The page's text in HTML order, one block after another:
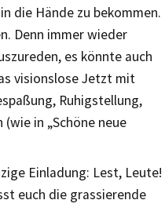
die Hände zu bekommen.
Denn immer wieder
es könnte auch
visionslose Jetzt mit
Ruhigstellung,
in „Schöne neue
Einladung: Lest, Leute!
euch die grassierende